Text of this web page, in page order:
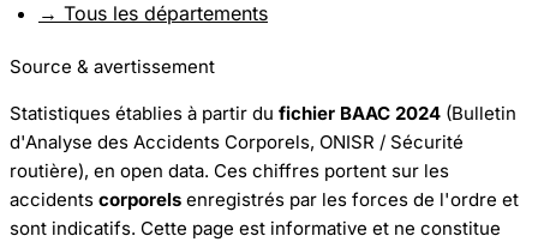
→ Tous les départements
Source & avertissement
Statistiques établies à partir du fichier BAAC 2024 (Bulletin
d'Analyse des Accidents Corporels, ONISR / Sécurité
routière), en open data. Ces chiffres portent sur les
accidents corporels enregistrés par les forces de l'ordre et
sont indicatifs. Cette page est informative et ne constitue